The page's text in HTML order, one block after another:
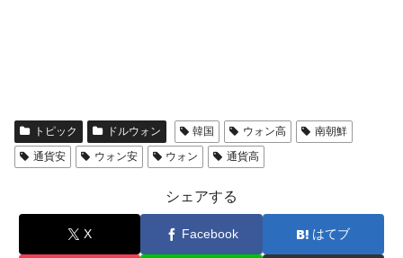
トピック ドルウォン 韓国 ウォン高
南朝鮮
通貨安
ウォン安 ウォン 通貨高
シェアする
X Facebook はてブ